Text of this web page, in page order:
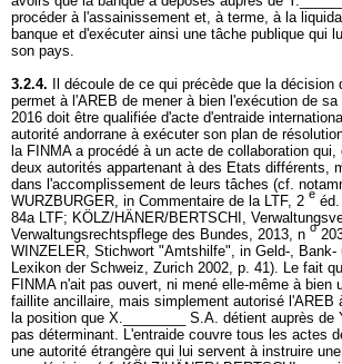
procéder à l'assainissement et, à terme, à la
banque et d'exécuter ainsi une tâche publique qui
son pays.
3.2.4. Il découle de ce qui précède que la décision
permet à l'AREB de mener à bien l'exécution de sa
2016 doit être qualifiée d'acte d'entraide
autorité andorrane à exécuter son plan de
la FINMA a procédé à un acte de collaboration
deux autorités appartenant à des Etats différents,
dans l'accomplissement de leurs tâches (cf.
WURZBURGER, in Commentaire de la LTF, 2 e
84a LTF; KÖLZ/HÄNER/BERTSCHI,
Verwaltungsrechtspflege des Bundes, 2013, n o
WINZELER, Stichwort "Amtshilfe", in Geld-, Bank-
Lexikon der Schweiz, Zurich 2002, p. 41). Le fait
FINMA n'ait pas ouvert, ni mené elle-même à bien
faillite ancillaire, mais simplement autorisé l'AREB
la position que X.________ S.A. détient auprès de
pas déterminant. L'entraide couvre tous les actes
une autorité étrangère qui lui servent à instruire